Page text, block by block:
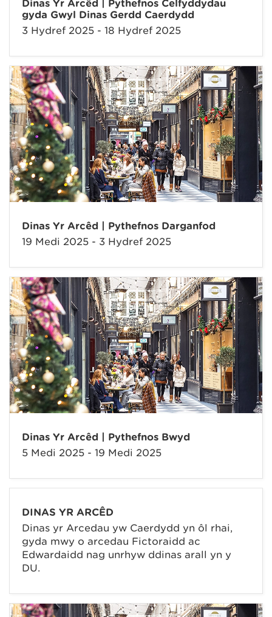
Dinas Yr Arcêd | Pythefnos Celfyddydau
gyda Gwyl Dinas Gerdd Caerdydd
3 Hydref 2025 - 18 Hydref 2025
Dinas Yr Arcêd | Pythefnos Darganfod
19 Medi 2025 - 3 Hydref 2025
Dinas Yr Arcêd | Pythefnos Bwyd
5 Medi 2025 - 19 Medi 2025
DINAS YR ARCÊD
Dinas yr Arcedau yw Caerdydd yn ôl rhai,
gyda mwy o arcedau Fictoraidd ac
Edwardaidd nag unrhyw ddinas arall yn y
DU.